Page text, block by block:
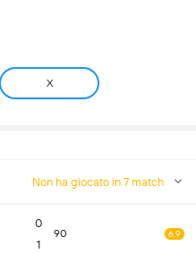
X
Non ha giocato in 7 match
0
1
90 6.9